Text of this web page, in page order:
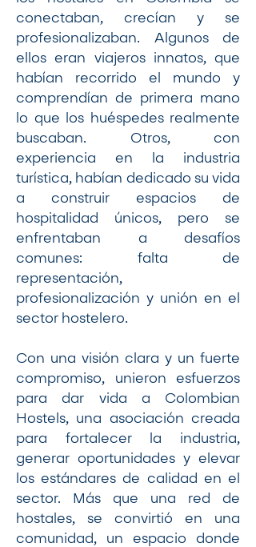
conectaban, crecían y se
profesionalizaban. Algunos de
ellos eran viajeros innatos, que
habían recorrido el mundo y
comprendían de primera mano
lo que los huéspedes realmente
buscaban. Otros, con
experiencia en la industria
turística, habían dedicado su vida
a construir espacios de
hospitalidad únicos, pero se
enfrentaban a desafíos
comunes: falta de
representación,
profesionalización y unión en el
sector hostelero.
Con una visión clara y un fuerte
compromiso, unieron esfuerzos
para dar vida a Colombian
Hostels, una asociación creada
para fortalecer la industria,
generar oportunidades y elevar
los estándares de calidad en el
sector. Más que una red de
hostales, se convirtió en una
comunidad, un espacio donde